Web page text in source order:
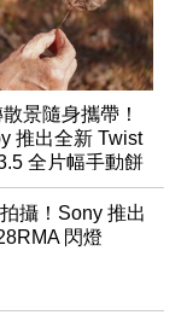
景隨身攜帶！
推出全新 Twist
全片幅手動餅
攝！Sony 推出
閃燈